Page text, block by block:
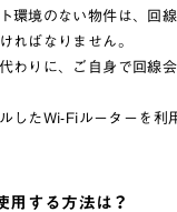
環境のない物件は、回
ればなりません。
わりに、ご自身で回線
したWi-Fiルーターを利
用する方法は？